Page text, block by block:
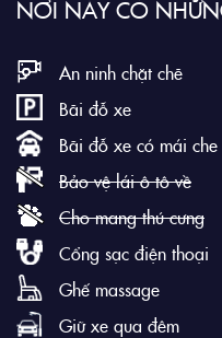
NƠI NÀY CÓ
An ninh chặt chẽ
Bãi đỗ xe
Bãi đỗ xe có mái che
Bảo vệ lái ô tô về
Cho mang thú cưng
Cổng sạc điện thoại
Ghế massage
Giữ xe qua đêm